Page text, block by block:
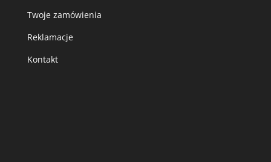
Twoje zamówienia
Reklamacje
Kontakt